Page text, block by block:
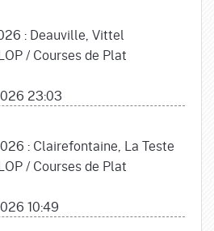
: Deauville, Vittel
/ Courses de Plat
23:03
: Clairefontaine, La Teste
/ Courses de Plat
10:49